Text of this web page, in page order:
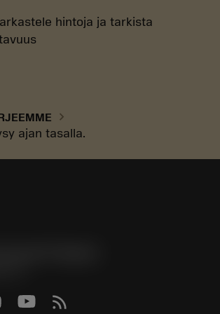
hintoja ja tarkista
chevron_right
ajan tasalla.